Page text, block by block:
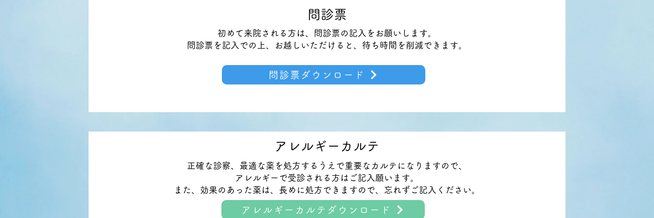
​問診票
初めて来院される方は、問診票の記入をお願いします。
問診票を記入での上、お越しいただけると、待ち時間を削減できます。
問診票ダウンロード
アレルギーカルテ
正確な診察、最適な薬を処方するうえで重要なカルテになりますので、
アレルギーで受診される方はご記入願います。
また、効果のあった薬は、長めに処方できますので、忘れずご記入ください。
アレルギーカルテダウンロード